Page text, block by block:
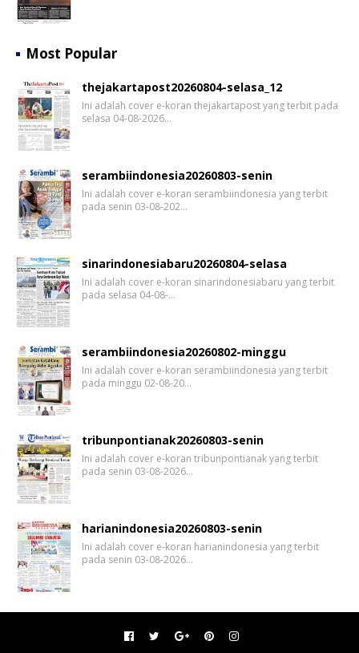
Most Popular
thejakartapost20260804-selasa_12
Ini adalah cover e-koran thejakartapost yang terbit pada
selasa 04-08-2026…
serambiindonesia20260803-senin
Ini adalah cover e-koran serambiindonesia yang terbit
pada senin 03-08-202…
sinarindonesiabaru20260804-selasa
Ini adalah cover e-koran sinarindonesiabaru yang terbit
pada selasa 04-08-…
serambiindonesia20260802-minggu
Ini adalah cover e-koran serambiindonesia yang terbit
pada minggu 02-08-20…
tribunpontianak20260803-senin
Ini adalah cover e-koran tribunpontianak yang terbit
pada senin 03-08-2026…
harianindonesia20260803-senin
Ini adalah cover e-koran harianindonesia yang terbit
pada senin 03-08-2026…